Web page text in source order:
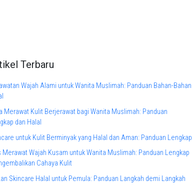
Terbaru
Wajah Alami untuk Wanita Muslimah: Panduan Bahan-Bahan
Merawat Kulit Berjerawat bagi Wanita Muslimah: Panduan
dan Halal
untuk Kulit Berminyak yang Halal dan Aman: Panduan Lengkap
Merawat Wajah Kusam untuk Wanita Muslimah: Panduan Lengkap
Cahaya Kulit
Skincare Halal untuk Pemula: Panduan Langkah demi Langkah